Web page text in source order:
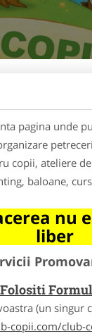
pagina unde
copii, ateliere
baloane,
nu
liber
(un singur
copii.com/club-